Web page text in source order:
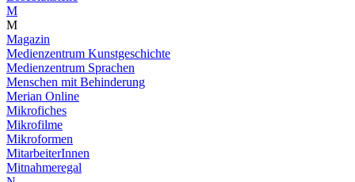
M
M
Magazin
Medienzentrum Kunstgeschichte
Medienzentrum Sprachen
Menschen mit Behinderung
Merian Online
Mikrofiches
Mikrofilme
Mikroformen
MitarbeiterInnen
Mitnahmeregal